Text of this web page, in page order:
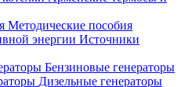
Методические пособия
Источники
Бензиновые генераторы
Дизельные генераторы